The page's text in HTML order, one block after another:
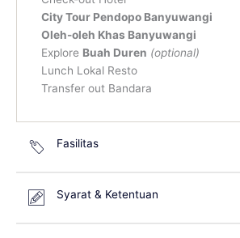
City Tour Pendopo Banyuwangi
Oleh-oleh Khas Banyuwangi
Explore Buah Duren (optional)
Lunch Lokal Resto
Transfer out Bandara
Fasilitas
Syarat & Ketentuan